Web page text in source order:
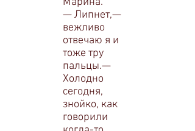
— Липнет,—
вежливо
отвечаю я и
тоже тру
паль­цы.—
Холодно
сегодня,
знойко, как
говорили